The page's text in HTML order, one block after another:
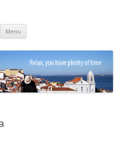
Menu Skip
content